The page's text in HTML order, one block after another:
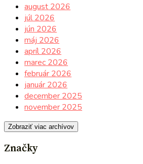
august 2026
júl 2026
jún 2026
máj 2026
apríl 2026
marec 2026
február 2026
január 2026
december 2025
november 2025
Zobraziť viac archívov
Značky